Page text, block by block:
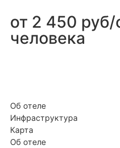
от 2 450 руб/
человека
Об отеле
Инфраструктура
Карта
Об отеле